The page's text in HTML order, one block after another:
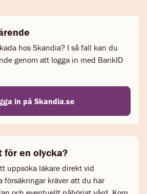
hos Skandia? I så fall kan du
genom att logga in med BankID
in på Skandia.se
för en olycka?
uppsöka läkare direkt vid
försäkringar kräver att du har